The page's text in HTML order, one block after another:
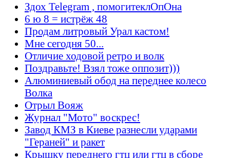
Здох Telegram , помогитеклОпОна
6 ю 8 = истрёж 48
Продам литровый Урал кастом!
Мне сегодня 50...
Отличие ходовой ретро и волк
Поздравьте! Взял тоже оппозит)))
Алюминиевый обод на переднее колесо
Волка
Отрыл Вояж
Журнал "Мото" воскрес!
Завод КМЗ в Киеве разнесли ударами
"Гераней" и ракет
Крышку переднего гтц или гтц в сборе